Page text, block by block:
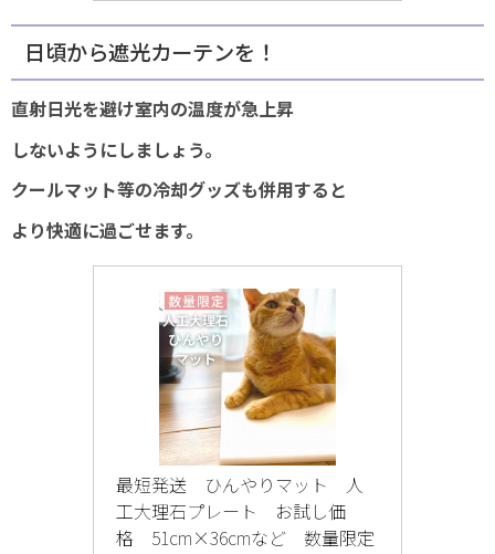
日頃から遮光カーテンを！
直射日光を避け室内の温度が急上昇
しないようにしましょう。
クールマット等の冷却グッズも併用すると
より快適に過ごせます。
最短発送　ひんやりマット　人
工大理石プレート　お試し価
格　51cm×36cmなど　数量限定